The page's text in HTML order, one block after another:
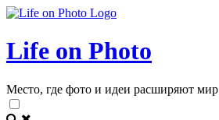
Life on Photo
Место, где фото и идеи расширяют мир